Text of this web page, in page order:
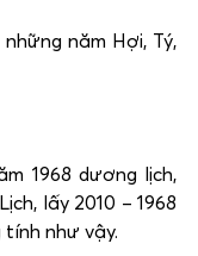
năm Hợi, Tý,
1968 dương lịch,
lấy 2010 – 1968
tính như vậy.